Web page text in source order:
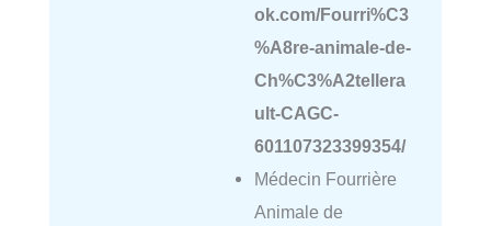
ok.com/Fourri%C3
%A8re-animale-de-
Ch%C3%A2tellera
ult-CAGC-
601107323399354/
Médecin Fourrière
Animale de